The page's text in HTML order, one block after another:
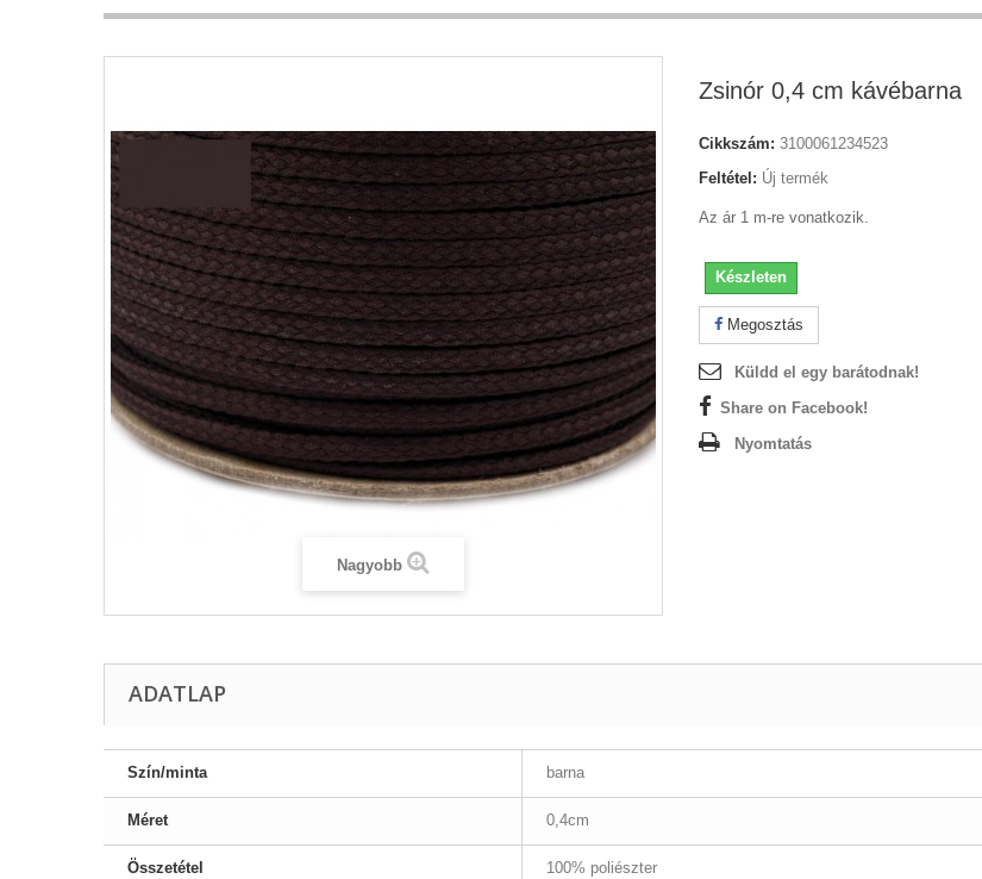
Nagyobb
Zsinór 0,4 cm kávébarna
Cikkszám: 3100061234523
Feltétel: Új termék
Az ár 1 m-re vonatkozik.
Készleten
Megosztás
Küldd el egy barátodnak!
Share on Facebook!
Nyomtatás
ADATLAP
Szín/minta barna
Méret 0,4cm
Összetétel 100% poliészter